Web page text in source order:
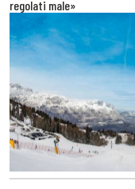
regolati male»